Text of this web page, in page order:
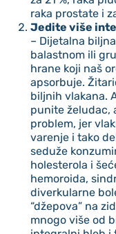
raka prostate i
Jedite više
– Dijetalna
balastnom ili
hrane koji naš
apsorbuje.
biljnih vlakana.
punite želudac,
problem, jer
varenje i tako
seduže
holesterola i
hemoroida,
diverkularne
“džepova” na
mnogo više od